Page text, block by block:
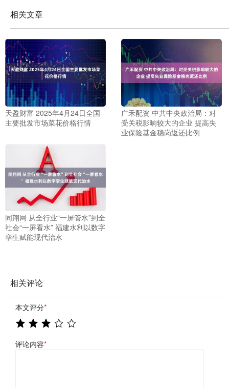
相关文章
天盈财富 2025年4月24日全国
主要批发市场菜花价格行情
广禾配资 中共中央政治局：对
受关税影响较大的企业 提高失
业保险基金稳岗返还比例
同翔网 从全行业“一屏管水”到全
社会“一屏看水” 福建水利以数字
孪生赋能现代治水
相关评论
本文评分*
评论内容*